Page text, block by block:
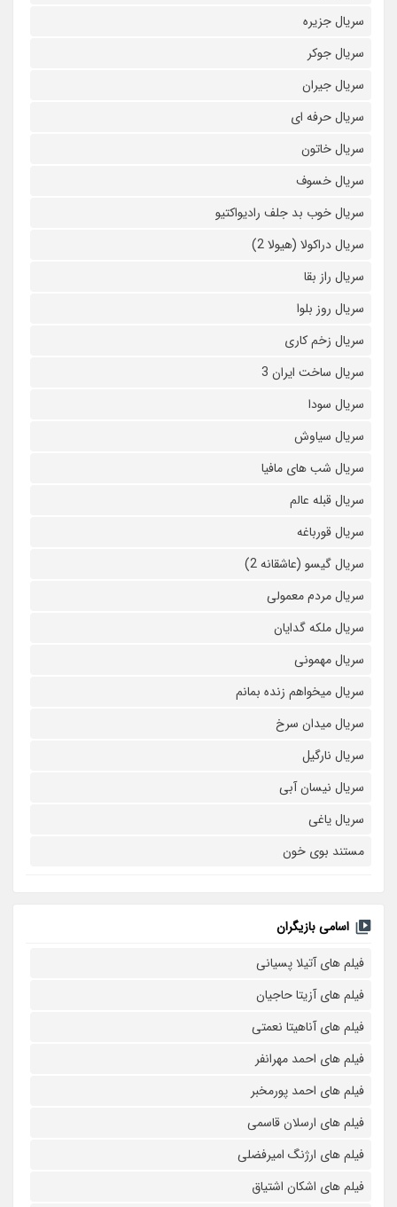
سریال جزیره
سریال جوکر
سریال جیران
سریال حرفه ای
سریال خاتون
سریال خسوف
سریال خوب بد جلف رادیواکتیو
سریال دراکولا (هیولا 2)
سریال راز بقا
سریال روز بلوا
سریال زخم کاری
سریال ساخت ایران 3
سریال سودا
سریال سیاوش
سریال شب های مافیا
سریال قبله عالم
سریال قورباغه
سریال گیسو (عاشقانه 2)
سریال مردم معمولی
سریال ملکه گدایان
سریال مهمونی
سریال میخواهم زنده بمانم
سریال میدان سرخ
سریال نارگیل
سریال نیسان آبی
سریال یاغی
مستند بوی خون
اسامی بازیگران
فیلم های آتیلا پسیانی
فیلم های آزیتا حاجیان
فیلم های آناهیتا نعمتی
فیلم های احمد مهرانفر
فیلم های احمد پورمخبر
فیلم های ارسلان قاسمی
فیلم های ارژنگ امیرفضلی
فیلم های اشکان اشتیاق